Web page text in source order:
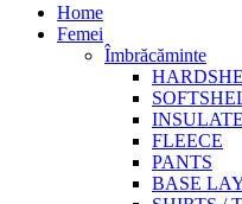
Home
Femei
Îmbrăcăminte
FLEECE
PANTS
BASE